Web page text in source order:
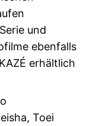
und
ebenfalls
erhältlich
Toei